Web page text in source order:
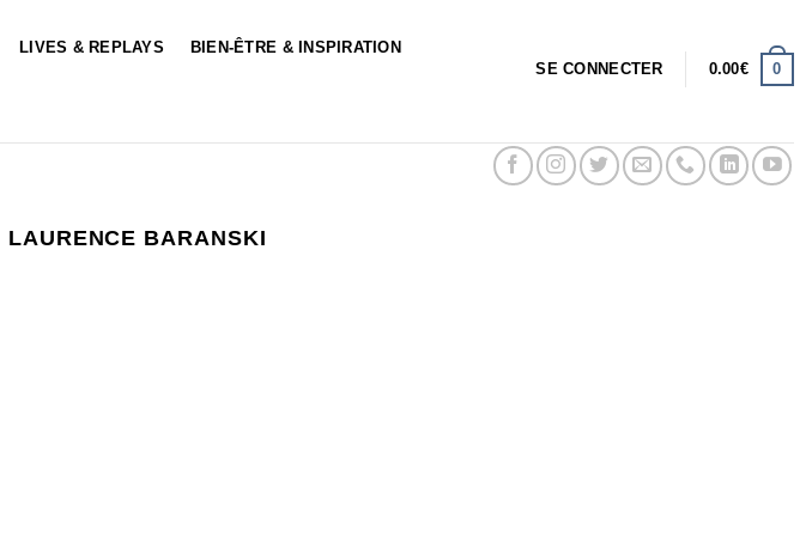
LIVES & REPLAYS BIEN-ÊTRE & INSPIRATION
SE CONNECTER 0.00€ 0
LAURENCE BARANSKI